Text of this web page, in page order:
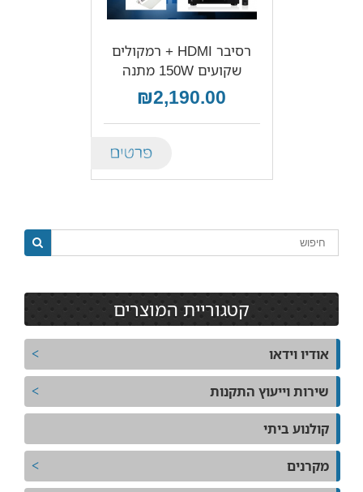
רסיבר HDMI + רמקולים
שקועים 150W מתנה
₪2,190.00
קטגוריית המוצרים
אודיו וידאו
שירות וייעוץ התקנות
קולנוע ביתי
מקרנים